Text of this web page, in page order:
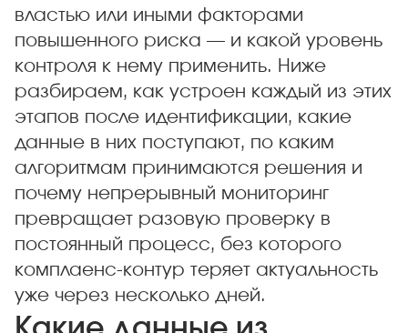
властью или иными факторами
повышенного риска — и какой уровень
контроля к нему применить. Ниже
разбираем, как устроен каждый из этих
этапов после идентификации, какие
данные в них поступают, по каким
алгоритмам принимаются решения и
почему непрерывный мониторинг
превращает разовую проверку в
постоянный процесс, без которого
комплаенс-контур теряет актуальность
уже через несколько дней.